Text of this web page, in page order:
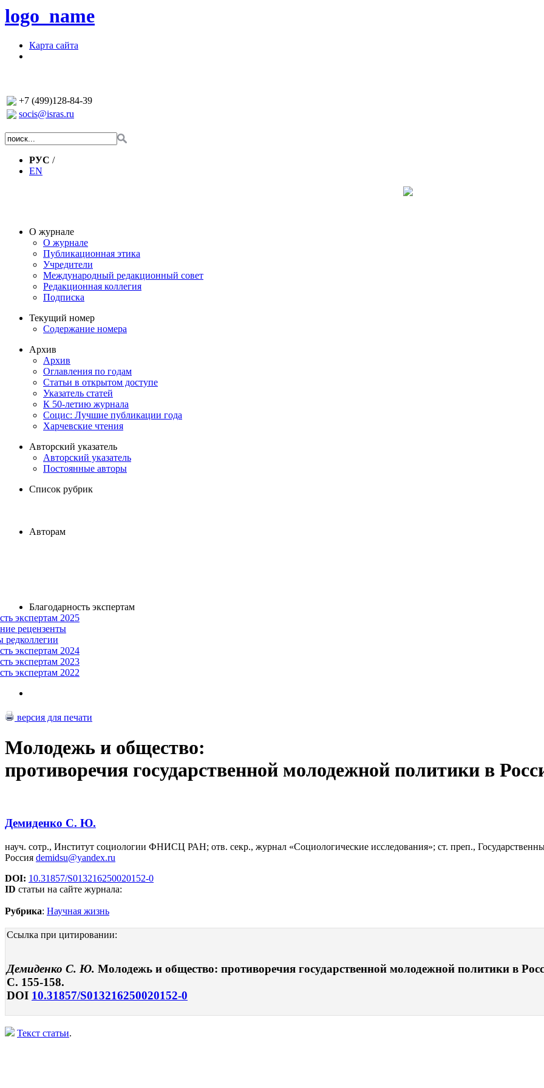
logo_name
Карта сайта
+7 (499)128-84-39
socis@isras.ru
РУС /
EN
О журнале
О журнале
Публикационная этика
Учредители
Международный редакционный совет
Редакционная коллегия
Подписка
Текущий номер
Содержание номера
Архив
Архив
Оглавления по годам
Статьи в открытом доступе
Указатель статей
К 50-летию журнала
Социс: Лучшие публикации года
Харчевские чтения
Авторский указатель
Авторский указатель
Постоянные авторы
Список рубрик
Авторам
Благодарность экспертам
экспертам 2025
рецензенты
редколлегии
экспертам 2024
экспертам 2023
экспертам 2022
версия для печати
Молодежь и общество:
противоречия государственной молодежной политики в
Демиденко С. Ю.
науч. сотр., Институт социологии ФНИСЦ РАН; отв. секр., журнал «Социологические исследования»; ст. преп.,
Россия demidsu@yandex.ru
DOI: 10.31857/S013216250020152-0
ID статьи на сайте журнала:
Рубрика: Научная жизнь
Ссылка при цитировании:
Демиденко С. Ю. Молодежь и общество: противоречия государственной молодежной политики в
С. 155-158.
DOI 10.31857/S013216250020152-0
Текст статьи.